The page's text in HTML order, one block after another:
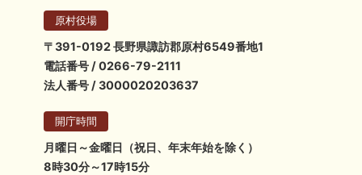
原村役場
〒391-0192 長野県諏訪郡原村6549番地1
電話番号 / 0266-79-2111
法人番号 / 3000020203637
開庁時間
月曜日～金曜日（祝日、年末年始を除く）
8時30分～17時15分